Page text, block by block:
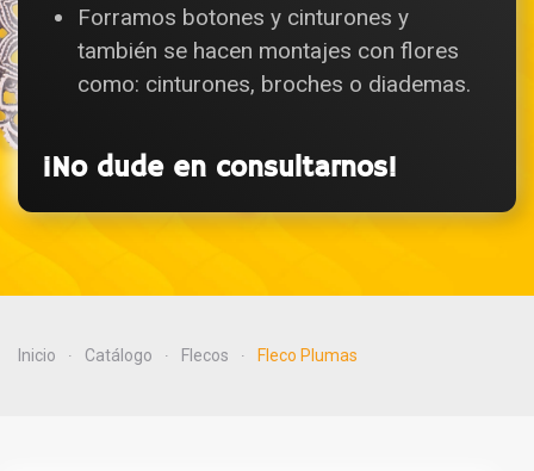
Forramos botones y cinturones y
también se hacen montajes con flores
como: cinturones, broches o diademas.
¡No dude en consultarnos!
Inicio Catálogo Flecos Fleco Plumas